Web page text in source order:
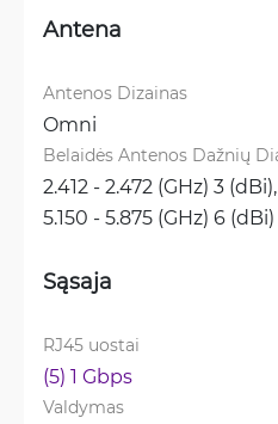
Antena
Antenos Dizainas
Omni
Belaidės Antenos Dažnių
2.412 - 2.472 (GHz) 3 (dBi),
5.150 - 5.875 (GHz) 6 (dBi)
Sąsaja
RJ45 uostai
(5) 1 Gbps
Valdymas